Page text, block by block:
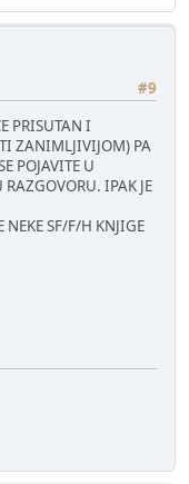
#9
PRISUTAN I
ZANIMLJIVIJOM) PA
POJAVITE U
RAZGOVORU. IPAK JE
SF/F/H KNJIGE